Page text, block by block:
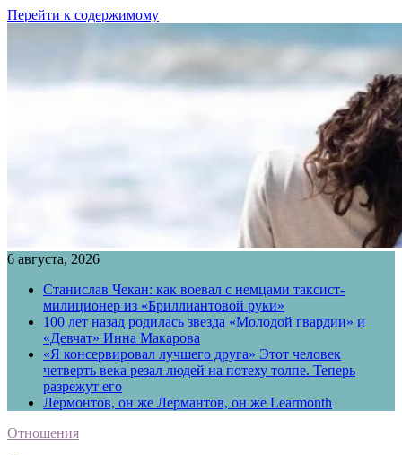
Перейти к содержимому
6 августа, 2026
Станислав Чекан: как воевал с немцами таксист-
милиционер из «Бриллиантовой руки»
100 лет назад родилась звезда «Молодой гвардии» и
«Девчат» Инна Макарова
«Я консервировал лучшего друга» Этот человек
четверть века резал людей на потеху толпе. Теперь
разрежут его
Лермонтов, он же Лермантов, он же Learmonth
Отношения